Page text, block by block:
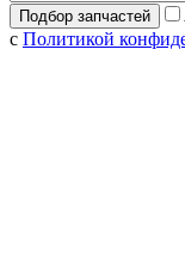
с Политикой